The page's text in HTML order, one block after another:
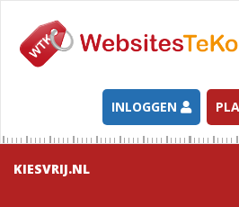
INLOGGEN
KIESVRIJ.NL